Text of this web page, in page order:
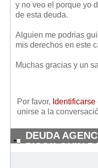
y no veo el porque yo
de esta deuda.
Alguien me podrias
mis derechos en este
Muchas gracias y un
Por favor, Identificarse
unirse a la
DEUDA
PISO!! QUIN